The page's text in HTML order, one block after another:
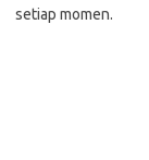
setiap momen.